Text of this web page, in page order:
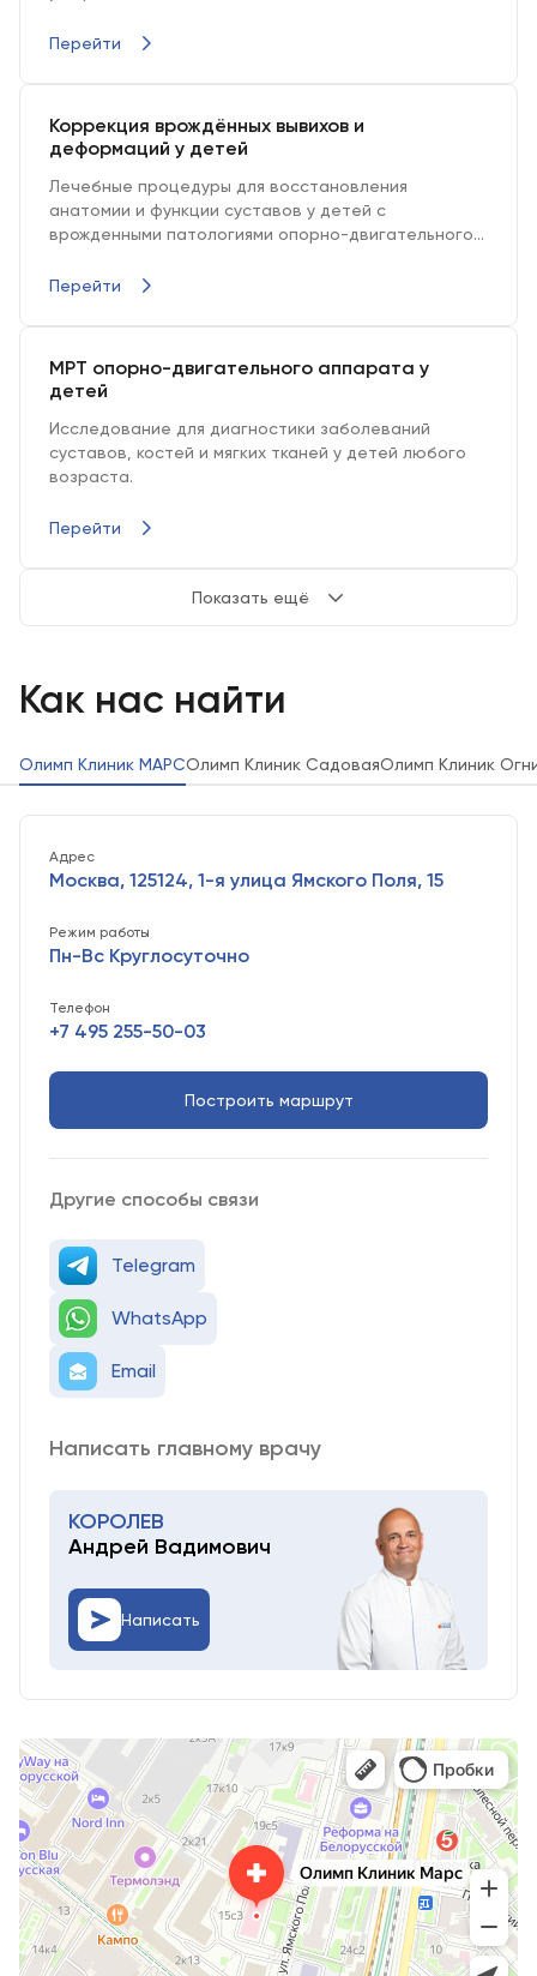
Перейти
Коррекция врождённых вывихов и
деформаций у детей
Лечебные процедуры для восстановления
анатомии и функции суставов у детей с
врожденными патологиями опорно-двигательного
Перейти
МРТ опорно-двигательного аппарата у
детей
Исследование для диагностики заболеваний
суставов, костей и мягких тканей у детей любого
возраста.
Перейти
Показать ещё
Как нас найти
Олимп Клиник МАРСОлимп Клиник СадоваяОлимп Клиник
Адрес
Москва, 125124, 1-я улица Ямского Поля, 15
Режим работы
Пн-Вс Круглосуточно
Телефон
+7 495 255-50-03
Построить маршрут
Другие способы связи
Telegram
WhatsApp
Email
Написать главному врачу
КОРОЛЕВ
Андрей Вадимович
Написать